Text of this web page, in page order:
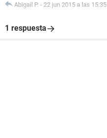
Abigail P. - 22 jun 2015 a las 15:35
1 respuesta